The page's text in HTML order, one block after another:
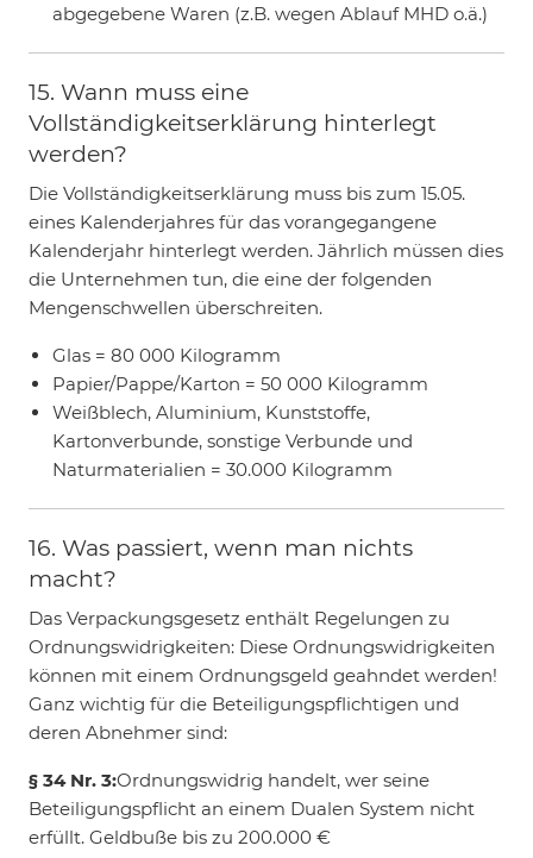
abgegebene Waren (z.B. wegen Ablauf MHD o.ä.)
15. Wann muss eine
Vollständigkeitserklärung hinterlegt
werden?
Die Vollständigkeitserklärung muss bis zum 15.05.
eines Kalenderjahres für das vorangegangene
Kalenderjahr hinterlegt werden. Jährlich müssen dies
die Unternehmen tun, die eine der folgenden
Mengenschwellen überschreiten.
Glas = 80 000 Kilogramm
Papier/Pappe/Karton = 50 000 Kilogramm
Weißblech, Aluminium, Kunststoffe,
Kartonverbunde, sonstige Verbunde und
Naturmaterialien = 30.000 Kilogramm
16. Was passiert, wenn man nichts
macht?
Das Verpackungsgesetz enthält Regelungen zu
Ordnungswidrigkeiten: Diese Ordnungswidrigkeiten
können mit einem Ordnungsgeld geahndet werden!
Ganz wichtig für die Beteiligungspflichtigen und
deren Abnehmer sind:
§ 34 Nr. 3:Ordnungswidrig handelt, wer seine
Beteiligungspflicht an einem Dualen System nicht
erfüllt. Geldbuße bis zu 200.000 €